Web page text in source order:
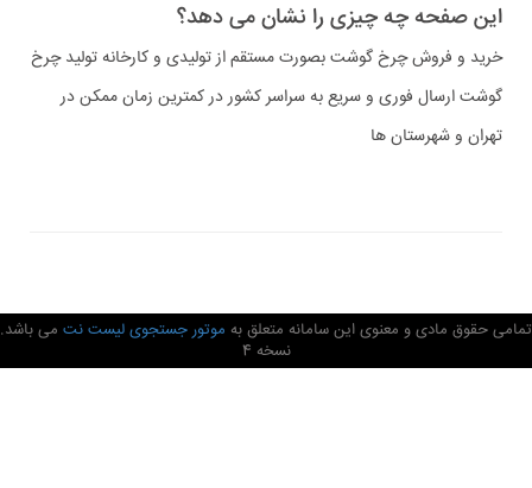
این صفحه چه چیزی را نشان می دهد؟
خرید و فروش چرخ گوشت بصورت مستقم از تولیدی و کارخانه تولید چرخ
گوشت ارسال فوری و سریع به سراسر کشور در کمترین زمان ممکن در
تهران و شهرستان ها
تمامی حقوق مادی و معنوی این سامانه متعلق به موتور جستجوی لیست نت می باشد.
نسخه 4